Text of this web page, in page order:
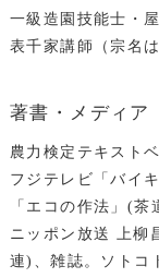
一級造園技能士・
表千家講師（宗名
著書・メディア
農力検定テキスト
フジテレビ「バイ
「エコの作法」(
ニッポン放送 上柳
連)、雑誌。ソトコ